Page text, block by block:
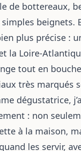
de bottereaux,
beignets.
plus précise :
la Loire-
tout en
très marqués
dégustatrice,
: non
à la maison,
les servir,